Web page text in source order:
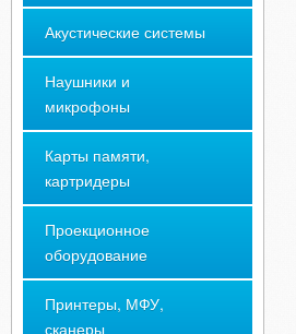
Акустические системы
Наушники и
микрофоны
Карты памяти,
картридеры
Проекционное
оборудование
Принтеры, МФУ,
сканеры